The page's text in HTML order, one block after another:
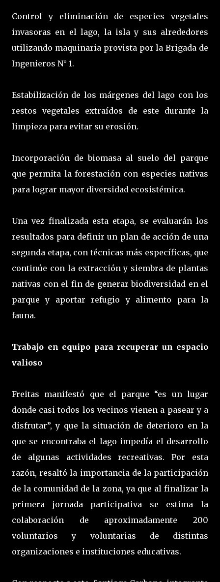
Control y eliminación de especies vegetales
invasoras en el lago, la isla y sus alrededores
utilizando maquinaria provista por la Brigada de
Ingenieros N° 1.
Estabilización de los márgenes del lago con los
restos vegetales extraídos de este durante la
limpieza para evitar su erosión.
Incorporación de biomasa al suelo del parque
que permita la forestación con especies nativas
para lograr mayor diversidad ecosistémica.
Una vez finalizada esta etapa, se evaluarán los
resultados para definir un plan de acción de una
segunda etapa, con técnicas más específicas, que
continúe con la extracción y siembra de plantas
nativas con el fin de generar biodiversidad en el
parque y aportar refugio y alimento para la
fauna.
Trabajo en equipo para recuperar un espacio
valioso
Freitas manifestó que el parque “es un lugar
donde casi todos los vecinos vienen a pasear y a
disfrutar”, y que la situación de deterioro en la
que se encontraba el lago impedía el desarrollo
de algunas actividades recreativas. Por esta
razón, resaltó la importancia de la participación
de la comunidad de la zona, ya que al finalizar la
primera jornada participativa se estima la
colaboración de aproximadamente 200
voluntarios y voluntarias de distintas
organizaciones e instituciones educativas.